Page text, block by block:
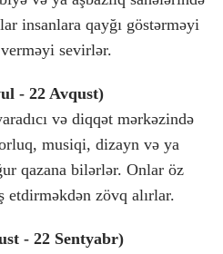
insanlara qayğı göstərməyi
sevirlər.
- 22 Avqust)
və diqqət mərkəzində
musiqi, dizayn və ya
qazana bilərlər. Onlar öz
etdirməkdən zövq alırlar.
- 22 Sentyabr)